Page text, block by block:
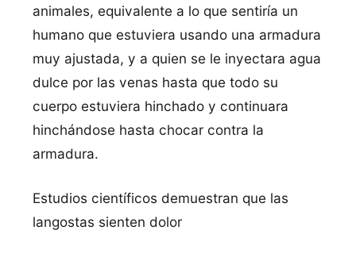
animales, equivalente a lo que sentirí­a un
humano que estuviera usando una armadura
muy ajustada, y a quien se le inyectara agua
dulce por las venas hasta que todo su
cuerpo estuviera hinchado y continuara
hinchándose hasta chocar contra la
armadura.
Estudios cientí­ficos demuestran que las
langostas sienten dolor